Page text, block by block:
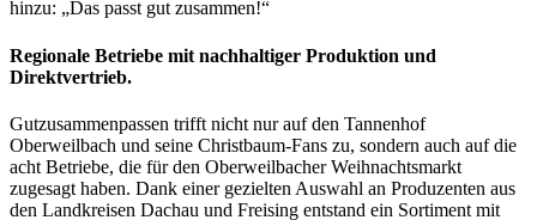
hinzu: „Das passt gut zusammen!“
Regionale Betriebe mit nachhaltiger Produktion und
Direktvertrieb.
Gutzusammenpassen trifft nicht nur auf den Tannenhof
Oberweilbach und seine Christbaum-Fans zu, sondern auch auf die
acht Betriebe, die für den Oberweilbacher Weihnachtsmarkt
zugesagt haben. Dank einer gezielten Auswahl an Produzenten aus
den Landkreisen Dachau und Freising entstand ein Sortiment mit